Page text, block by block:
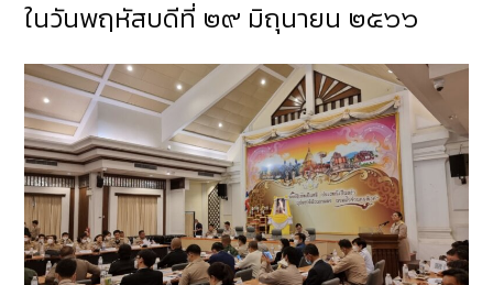
ในวันพฤหัสบดีที่ ๒๙ มิถุนายน ๒๕๖๖